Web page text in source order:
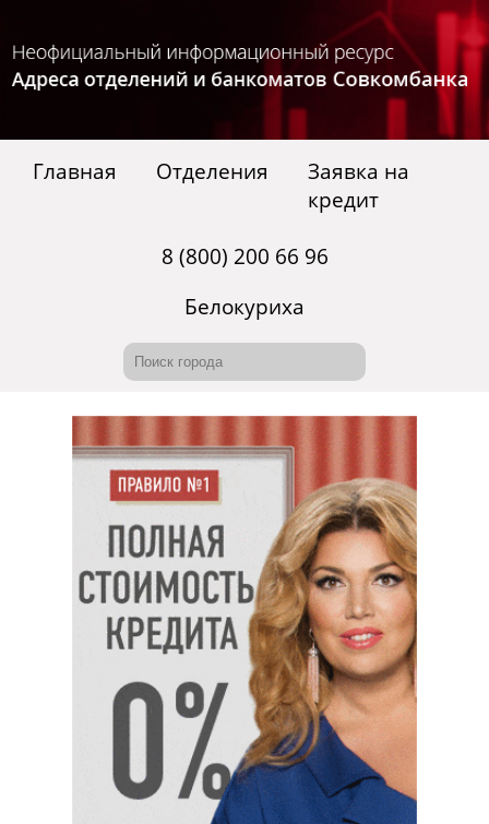
Главная Отделения
Заявка на
кредит
8 (800) 200 66 96
Белокуриха